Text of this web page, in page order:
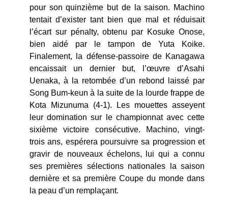
pour son quinzième but de la saison. Machino
tentait d’exister tant bien que mal et réduisait
l’écart sur pénalty, obtenu par Kosuke Onose,
bien aidé par le tampon de Yuta Koike.
Finalement, la défense-passoire de Kanagawa
encaissait un dernier but, l’œuvre d’Asahi
Uenaka, à la retombée d’un rebond laissé par
Song Bum-keun à la suite de la lourde frappe de
Kota Mizunuma (4-1). Les mouettes asseyent
leur domination sur le championnat avec cette
sixième victoire consécutive. Machino, vingt-
trois ans, espérera poursuivre sa progression et
gravir de nouveaux échelons, lui qui a connu
ses premières sélections nationales la saison
dernière et sa première Coupe du monde dans
la peau d’un remplaçant.